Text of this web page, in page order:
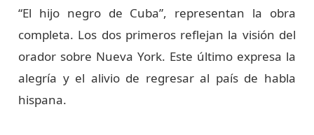
“El hijo negro de Cuba”, representan la obra
completa. Los dos primeros reflejan la visión del
orador sobre Nueva York. Este último expresa la
alegría y el alivio de regresar al país de habla
hispana.